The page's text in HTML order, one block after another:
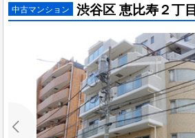
中古マンション 渋谷区 恵比寿２丁目